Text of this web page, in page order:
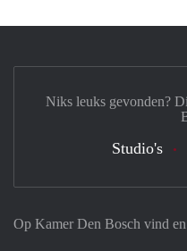
Op Kamer Den Bosch vind
Niks leuks gevonden?
Studio's